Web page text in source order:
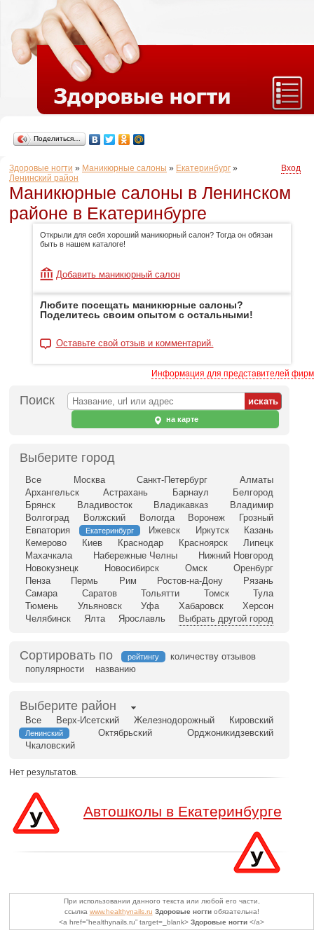
Поделиться…
Здоровые ногти » Маникюрные салоны » Екатеринбург »
Ленинский район
Вход
Маникюрные салоны в Ленинском
районе в Екатеринбурге
Открыли для себя хороший маникюрный салон? Тогда он обязан
быть в нашем каталоге!
Добавить маникюрный салон
Любите посещать маникюрные салоны?
Поделитесь своим опытом с остальными!
Оставьте свой отзыв и комментарий.
Информация для представителей фирм
Поиск
на карте
Выберите город
Все Москва Санкт-Петербург
Алматы
Архангельск
Астрахань Барнаул
Белгород
Брянск
Владивосток Владикавказ
Владимир
Волгоград
Волжский Вологда Воронеж
Грозный
Евпатория
Екатеринбург Ижевск Иркутск
Казань
Кемерово
Киев Краснодар Красноярск
Липецк
Махачкала
Набережные Челны
Нижний Новгород
Новокузнецк
Новосибирск Омск
Оренбург
Пенза
Пермь Рим Ростов-на-Дону
Рязань
Самара
Саратов Тольятти Томск
Тула
Тюмень
Ульяновск Уфа Хабаровск
Херсон
Челябинск
Ялта Ярославль Выбрать другой город
Сортировать по рейтингу
количеству отзывов
популярности
названию
Выберите район
Все Верх-Исетский Железнодорожный Кировский
Ленинский Октябрьский
Орджоникидзевский
Чкаловский
Нет результатов.
Автошколы в Екатеринбурге
При использовании данного текста или любой его части,
ссылка www.healthynails.ru Здоровые ногтиобязательна!
<a href=”healthynails.ru” target=_blank> Здоровые ногти </a>